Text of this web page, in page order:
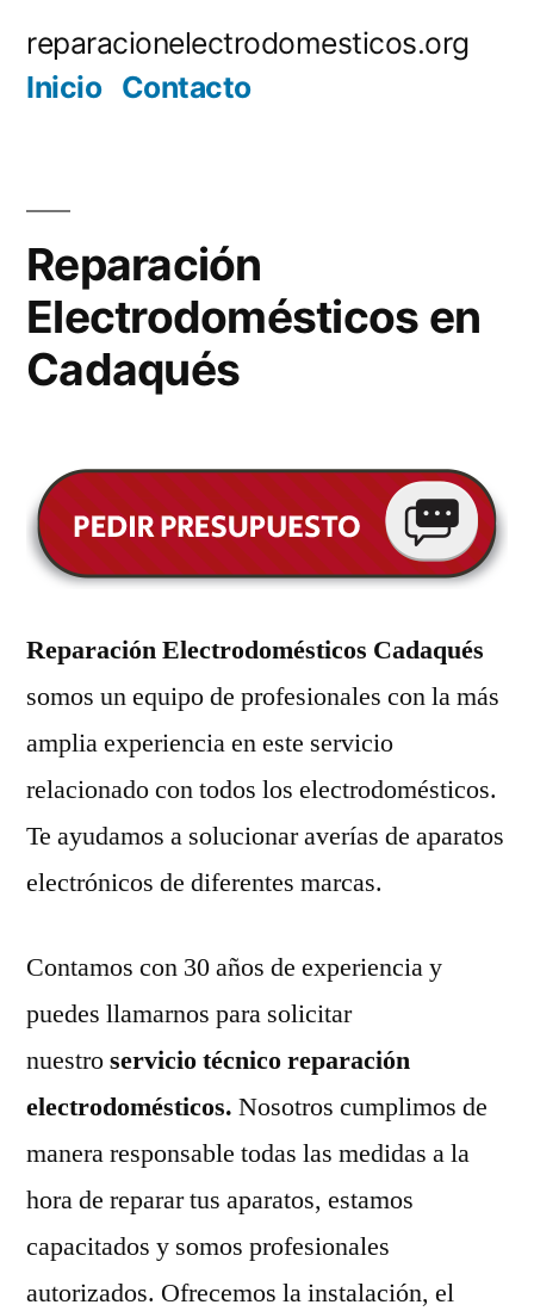
reparacionelectrodomesticos.org
Inicio Contacto
Reparación
Electrodomésticos en
Cadaqués
Reparación Electrodomésticos Cadaqués
somos un equipo de profesionales con la más
amplia experiencia en este servicio
relacionado con todos los electrodomésticos.
Te ayudamos a solucionar averías de aparatos
electrónicos de diferentes marcas.
Contamos con 30 años de experiencia y
puedes llamarnos para solicitar
nuestroservicio técnico reparación
electrodomésticos. Nosotros cumplimos de
manera responsable todas las medidas a la
hora de reparar tus aparatos, estamos
capacitados y somos profesionales
autorizados. Ofrecemos la instalación, el